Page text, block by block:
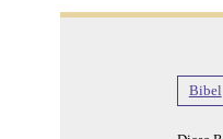
Bibel